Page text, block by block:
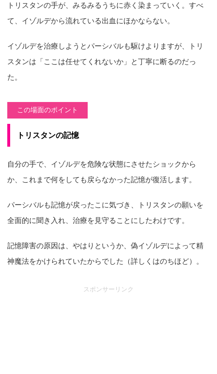
トリスタンの手が、みるみるうちに赤く染まっていく。すべ
て、イゾルデから流れている出血にほかならない。
イゾルデを治療しようとパーシバルも駆けよりますが、トリ
スタンは「ここは任せてくれないか」と丁寧に断るのだっ
た。
この場面のポイント
トリスタンの記憶
自分の手で、イゾルデを危険な状態にさせたショックから
か、これまで何をしても戻らなかった記憶が復活します。
パーシバルも記憶が戻ったこに気づき、トリスタンの願いを
全面的に聞き入れ、治療を見守ることにしたわけです。
記憶障害の原因は、やはりというか、偽イゾルデによって精
神魔法をかけられていたからでした（詳しくはのちほど）。
スポンサーリンク